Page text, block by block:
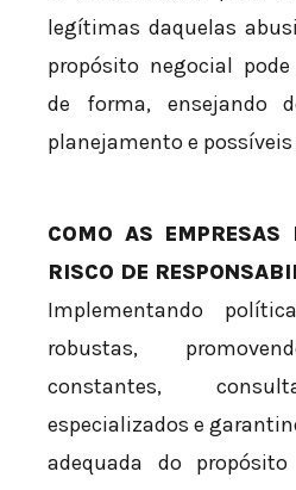
legítimas daquelas
propósito negocial
de forma, ensejando
planejamento e possíveis
COMO AS EMPRESAS
RISCO DE
Implementando
robustas,
constantes,
especializados e
adequada do